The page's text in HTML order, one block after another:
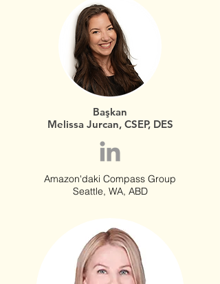
Başkan
Melissa Jurcan, CSEP, DES
Amazon'daki Compass Group
Seattle, WA, ABD